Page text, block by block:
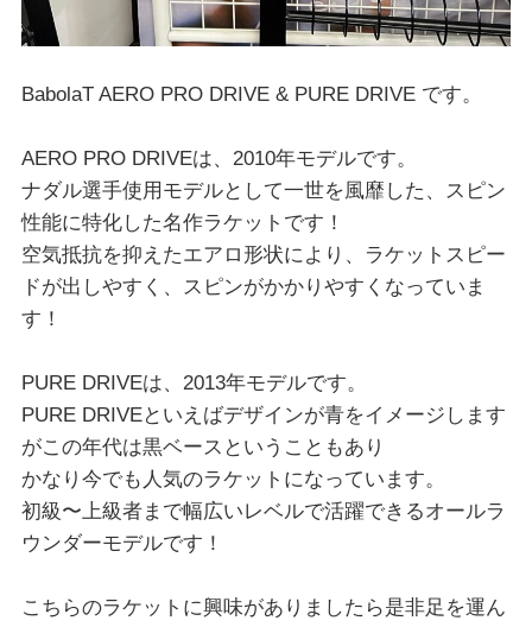
BabolaT AERO PRO DRIVE & PURE DRIVE です。
AERO PRO DRIVEは、2010年モデルです。
ナダル選手使用モデルとして一世を風靡した、スピン
性能に特化した名作ラケットです！
空気抵抗を抑えたエアロ形状により、ラケットスピー
ドが出しやすく、スピンがかかりやすくなっていま
す！
PURE DRIVEは、2013年モデルです。
PURE DRIVEといえばデザインが青をイメージします
がこの年代は黒ベースということもあり
かなり今でも人気のラケットになっています。
初級〜上級者まで幅広いレベルで活躍できるオールラ
ウンダーモデルです！
こちらのラケットに興味がありましたら是非足を運ん